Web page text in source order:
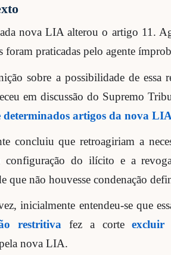
nova LIA alterou o artigo 11.
foram praticadas pelo agente
sobre a possibilidade de essa
em discussão do Supremo
artigos da nova LIA
concluiu que retroagiriam a
configuração do ilícito e a
que não houvesse condenação
inicialmente entendeu-se que
restritiva fez a corteexcluir
nova LIA.